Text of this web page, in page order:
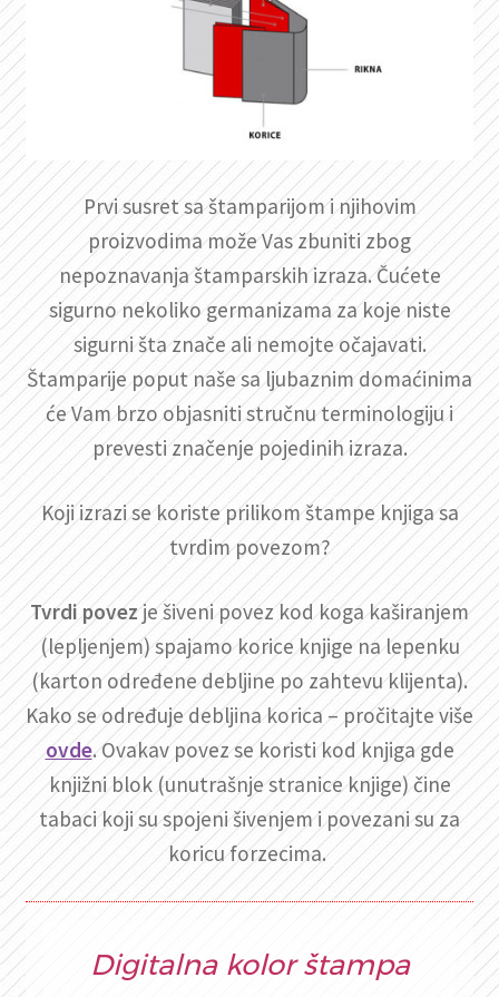
Prvi susret sa štamparijom i njihovim
proizvodima može Vas zbuniti zbog
nepoznavanja štamparskih izraza. Čućete
sigurno nekoliko germanizama za koje niste
sigurni šta znače ali nemojte očajavati.
Štamparije poput naše sa ljubaznim domaćinima
će Vam brzo objasniti stručnu terminologiju i
prevesti značenje pojedinih izraza.
Koji izrazi se koriste prilikom štampe knjiga sa
tvrdim povezom?
Tvrdi povez je šiveni povez kod koga kaširanjem
(lepljenjem) spajamo korice knjige na lepenku
(karton određene debljine po zahtevu klijenta).
Kako se određuje debljina korica – pročitajte više
ovde. Ovakav povez se koristi kod knjiga gde
knjižni blok (unutrašnje stranice knjige) čine
tabaci koji su spojeni šivenjem i povezani su za
koricu forzecima.
Digitalna kolor štampa